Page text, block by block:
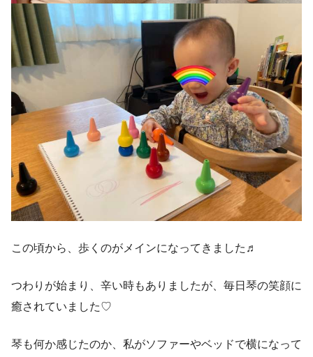
この頃から、歩くのがメインになってきました♬
つわりが始まり、辛い時もありましたが、毎日琴の笑顔に
癒されていました♡
琴も何か感じたのか、私がソファーやベッドで横になって